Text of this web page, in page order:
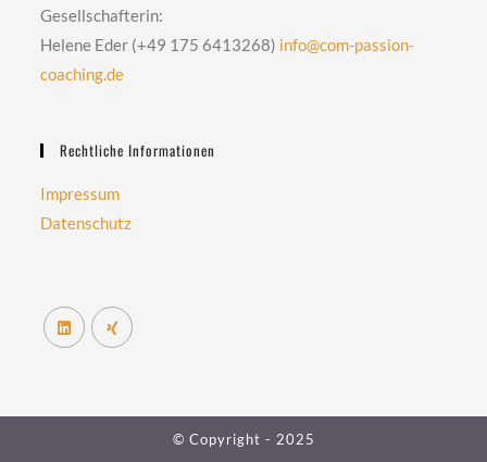
Gesellschafterin:
Helene Eder (+49 175 6413268) info@com-passion-
coaching.de
Rechtliche Informationen
Impressum
Datenschutz
© Copyright - 2025